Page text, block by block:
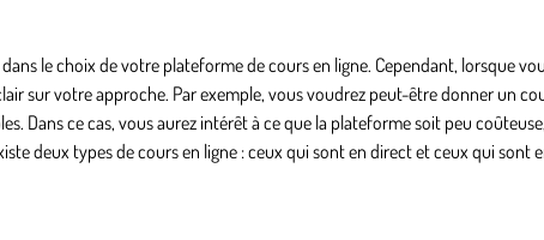
le choix de votre plateforme de cours en ligne. Cependant, lorsque
sur votre approche. Par exemple, vous voudrez peut-être donner un
Dans ce cas, vous aurez intérêt à ce que la plateforme soit peu
deux types de cours en ligne : ceux qui sont en direct et ceux qui sont